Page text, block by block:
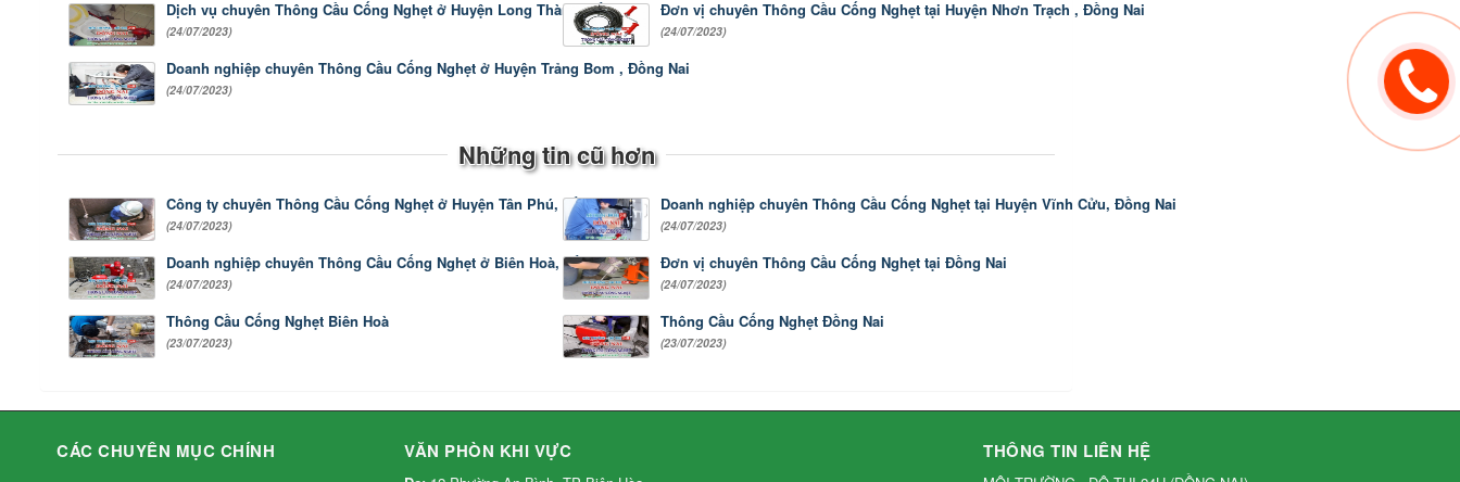
Dịch vụ chuyên Thông Cầu Cống Nghẹt ở Huyện Long Thành, Đồng Nai
(24/07/2023)
Đơn vị chuyên Thông Cầu Cống Nghẹt tại Huyện Nhơn Trạch , Đồng Nai
(24/07/2023)
Doanh nghiệp chuyên Thông Cầu Cống Nghẹt ở Huyện Trảng Bom , Đồng Nai
(24/07/2023)
Những tin cũ hơn
Công ty chuyên Thông Cầu Cống Nghẹt ở Huyện Tân Phú, Đồng Nai
(24/07/2023)
Doanh nghiệp chuyên Thông Cầu Cống Nghẹt tại Huyện Vĩnh Cửu, Đồng Nai
(24/07/2023)
Doanh nghiệp chuyên Thông Cầu Cống Nghẹt ở Biên Hoà, Đồng Nai
(24/07/2023)
Đơn vị chuyên Thông Cầu Cống Nghẹt tại Đồng Nai
(24/07/2023)
Thông Cầu Cống Nghẹt Biên Hoà
(23/07/2023)
Thông Cầu Cống Nghẹt Đồng Nai
(23/07/2023)
CÁC CHUYÊN MỤC CHÍNH VĂN PHÒN KHI VỰC THÔNG TIN LIÊN HỆ